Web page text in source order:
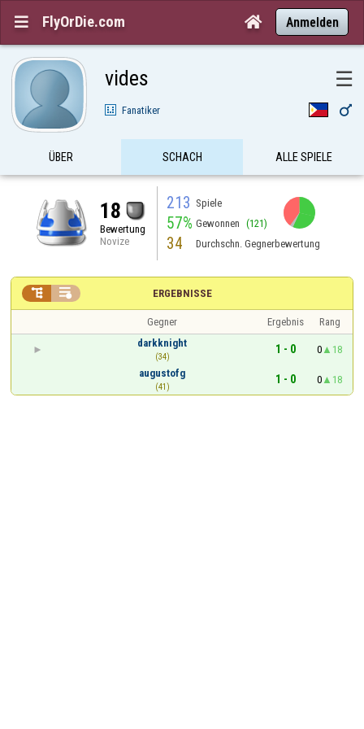
 FlyOrDie.com  Anmelden
vides ☰
Fanatiker 
ÜBER SCHACH ALLE SPIELE
18
Bewertung
Novize
213 Spiele
57% Gewonnen (121)
34 Durchschn. Gegnerbewertung
ERGEBNISSE
 
Gegner Ergebnis
Rang
darkknight
(34)
1 - 0 0
18
augustofg
(41)
1 - 0 0 18